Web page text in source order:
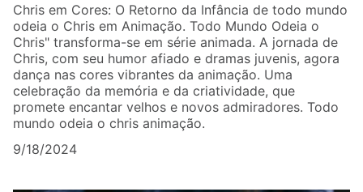
Chris em Cores: O Retorno da Infância de todo mundo
odeia o Chris em Animação. Todo Mundo Odeia o
Chris" transforma-se em série animada. A jornada de
Chris, com seu humor afiado e dramas juvenis, agora
dança nas cores vibrantes da animação. Uma
celebração da memória e da criatividade, que
promete encantar velhos e novos admiradores. Todo
mundo odeia o chris animação.
9/18/2024